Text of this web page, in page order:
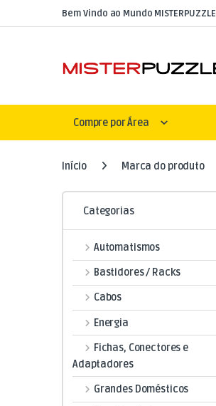
Skip to navigation
Skip to contentBem Vindo ao Mundo MISTERPUZZLE
Compre por Área
Início Marca do produto
Categorias
Automatismos
Bastidores / Racks
Cabos
Energia
Fichas, Conectores e
Adaptadores
Grandes Domésticos